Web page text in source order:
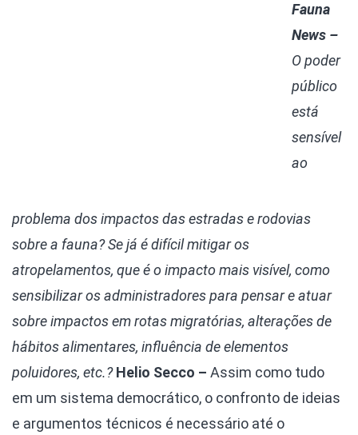
Fauna
News –
O poder
público
está
sensível
ao
problema dos impactos das estradas e rodovias
sobre a fauna? Se já é difícil mitigar os
atropelamentos, que é o impacto mais visível, como
sensibilizar os administradores para pensar e atuar
sobre impactos em rotas migratórias, alterações de
hábitos alimentares, influência de elementos
poluidores, etc.? Helio Secco – Assim como tudo
em um sistema democrático, o confronto de ideias
e argumentos técnicos é necessário até o